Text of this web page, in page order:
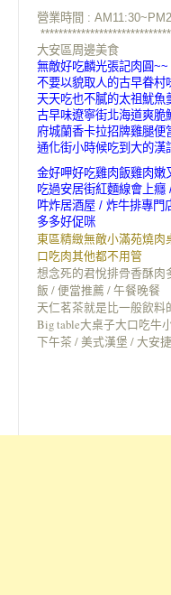
營業時間 :
大安區周邊美食
無敵好吃麟光張記肉圓~~
不要以貌取人的古早眷村
天天吃也不膩的太祖魷魚
古早味遼寧街北海道爽脆
府城蘭香卡拉招牌雞腿便
通化街小時候吃到大的漢
金好呷好吃雞肉飯雞肉嫩
吃過安居街紅麵線會上癮
吽炸居酒屋 / 炸牛排專門
多多好促咪
東區精緻無敵小滿苑燒肉
口吃肉其他都不用管
想念死的君悅排骨香酥肉
飯 / 便當推薦 / 午餐晚餐
天仁茗茶就是比一般飲料
Big table大桌子大口吃牛
下午茶 / 美式漢堡 / 大安